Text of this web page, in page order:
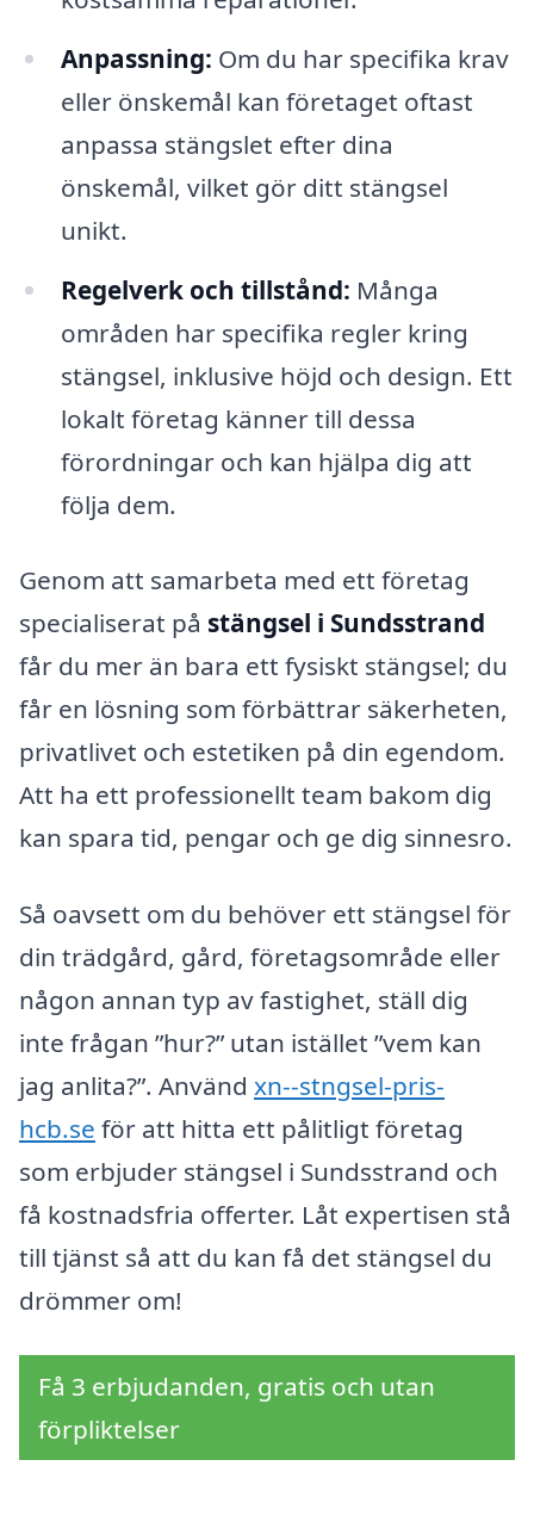
Anpassning: Om du har specifika krav
eller önskemål kan företaget oftast
anpassa stängslet efter dina
önskemål, vilket gör ditt stängsel
unikt.
Regelverk och tillstånd: Många
områden har specifika regler kring
stängsel, inklusive höjd och design. Ett
lokalt företag känner till dessa
förordningar och kan hjälpa dig att
följa dem.
Genom att samarbeta med ett företag
specialiserat på stängsel i Sundsstrand
får du mer än bara ett fysiskt stängsel; du
får en lösning som förbättrar säkerheten,
privatlivet och estetiken på din egendom.
Att ha ett professionellt team bakom dig
kan spara tid, pengar och ge dig sinnesro.
Så oavsett om du behöver ett stängsel för
din trädgård, gård, företagsområde eller
någon annan typ av fastighet, ställ dig
inte frågan ”hur?” utan istället ”vem kan
jag anlita?”. Använd xn--stngsel-pris-
hcb.se för att hitta ett pålitligt företag
som erbjuder stängsel i Sundsstrand och
få kostnadsfria offerter. Låt expertisen stå
till tjänst så att du kan få det stängsel du
drömmer om!
Få 3 erbjudanden, gratis och utan
förpliktelser